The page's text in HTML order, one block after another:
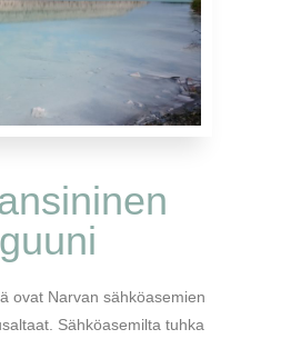
ovat Narvan sähköasemien
Sähköasemilta tuhka